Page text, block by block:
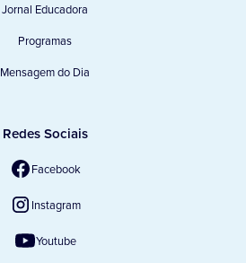
Jornal Educadora
Programas
Mensagem do Dia
Redes Sociais
Facebook
Instagram
Youtube